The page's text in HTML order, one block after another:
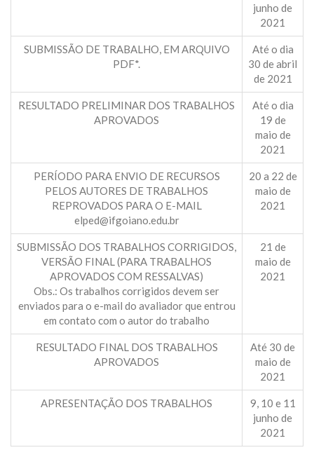
junho de
2021
SUBMISSÃO DE TRABALHO, EM ARQUIVO
PDF*.
Até o dia
30 de abril
de 2021
RESULTADO PRELIMINAR DOS TRABALHOS
APROVADOS
Até o dia
19 de
maio de
2021
PERÍODO PARA ENVIO DE RECURSOS
PELOS AUTORES DE TRABALHOS
REPROVADOS PARA O E-MAIL
elped@ifgoiano.edu.br
20 a 22 de
maio de
2021
SUBMISSÃO DOS TRABALHOS CORRIGIDOS,
VERSÃO FINAL (PARA TRABALHOS
APROVADOS COM RESSALVAS)
Obs.: Os trabalhos corrigidos devem ser
enviados para o e-mail do avaliador que entrou
em contato com o autor do trabalho
21 de
maio de
2021
RESULTADO FINAL DOS TRABALHOS
APROVADOS
Até 30 de
maio de
2021
APRESENTAÇÃO DOS TRABALHOS
9, 10 e 11
junho de
2021